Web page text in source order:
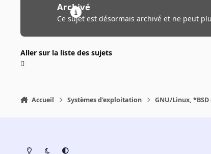
Archivé
Ce sujet est désormais archivé et ne peut
Aller sur la liste des sujets
Accueil Systèmes d'exploitation GNU/Linux,
Light ModeDark ModeSystem Preference